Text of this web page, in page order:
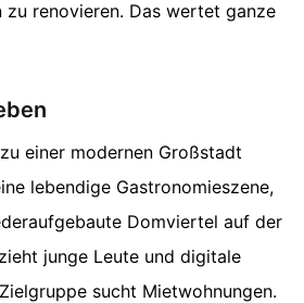
zu renovieren. Das wertet ganze
einer modernen Großstadt
lebendige Gastronomieszene,
Domviertel auf der
junge Leute und digitale
sucht Mietwohnungen.